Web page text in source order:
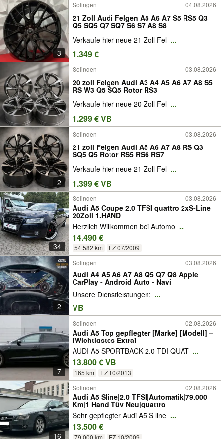
3
Solingen 04.08.2026
21 Zoll Audi Felgen A5 A6 A7 S5 RS5 Q3
Q5 SQ5 Q7 SQ7 S6 S7 A8 S8
Verkaufe hier neue 21 Zoll Fel ...
1.349 €
Solingen 03.08.2026
20 zoll Felgen Audi A3 A4 A5 A6 A7 A8 S5
RS W3 Q5 SQ5 Rotor RS3
Verkaufe hier neue 20 Zoll Fel ...
1.299 € VB
2
Solingen 03.08.2026
21 zoll Felgen Audi A5 A6 A7 A8 RS Q3
SQ5 Q5 Rotor RS5 RS6 RS7
Verkaufe hier neue 21 Zoll Fel ...
1.399 € VB
34
Solingen 03.08.2026
Audi A5 Coupe 2.0 TFSI quattro 2xS-Line
20Zoll 1.HAND
Herzlich Willkommen bei Automo ...
14.490 €
54.582 km EZ 07/2009
2
Solingen 03.08.2026
Audi A4 A5 A6 A7 A8 Q5 Q7 Q8 Apple
CarPlay - Android Auto - Navi
Unsere Dienstleistungen: ...
VB
7
Solingen 02.08.2026
Audi A5 Top gepflegter [Marke] [Modell] –
[Wichtigstes Extra]
AUDI A5 SPORTBACK 2.0 TDI QUAT ...
13.800 € VB
165 km EZ 10/2013
16
Solingen 02.08.2026
Audi A5 Sline|2.0 TFSI|Automatik|79.000
Km|1 Hand|Tüv Neu|quattro
Sehr gepflegter Audi A5 S line ...
13.500 €
79.000 km EZ 10/2009